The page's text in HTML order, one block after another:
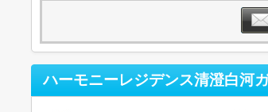
ハーモニーレジデンス清澄白河